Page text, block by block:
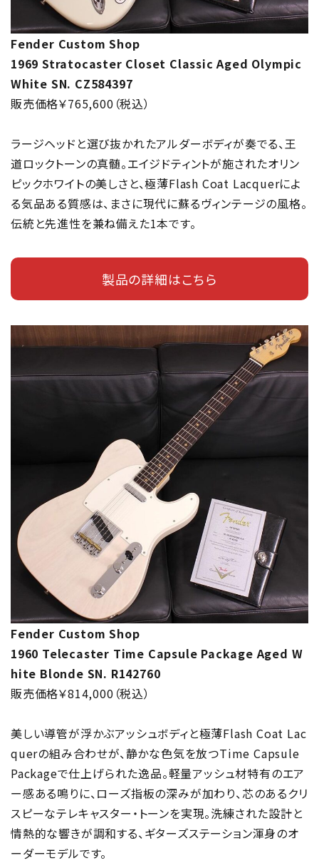
Fender Custom Shop
1969 Stratocaster Closet Classic Aged Olympic
White SN. CZ584397
販売価格￥765,600（税込）
ラージヘッドと選び抜かれたアルダーボディが奏でる、王
道ロックトーンの真髄。エイジドティントが施されたオリン
ピックホワイトの美しさと、極薄Flash Coat Lacquerによ
る気品ある質感は、まさに現代に蘇るヴィンテージの風格。
伝統と先進性を兼ね備えた1本です。
製品の詳細はこちら
Fender Custom Shop
1960 Telecaster Time Capsule Package Aged W
hite Blonde SN. R142760
販売価格￥814,000（税込）
美しい導管が浮かぶアッシュボディと極薄Flash Coat Lac
querの組み合わせが、静かな色気を放つTime Capsule
Packageで仕上げられた逸品。軽量アッシュ材特有のエア
ー感ある鳴りに、ローズ指板の深みが加わり、芯のあるクリ
スピーなテレキャスター・トーンを実現。洗練された設計と
情熱的な響きが調和する、ギターズステーション渾身のオ
ーダーモデルです。